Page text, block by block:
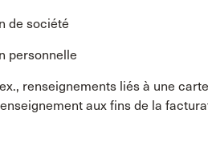
de société
personnelle
renseignements liés à une
aux fins de la